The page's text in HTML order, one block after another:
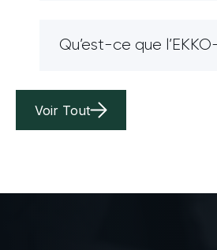
Qu’est-ce que
Voir Tout